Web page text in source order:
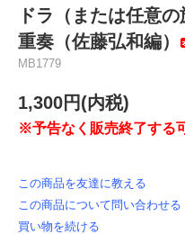
ドラ（または任意
重奏（佐藤弘和編）
MB1779
1,300円(内税)
※予告なく販売終了する
この商品を友達に教える
この商品について問い合わせる
買い物を続ける